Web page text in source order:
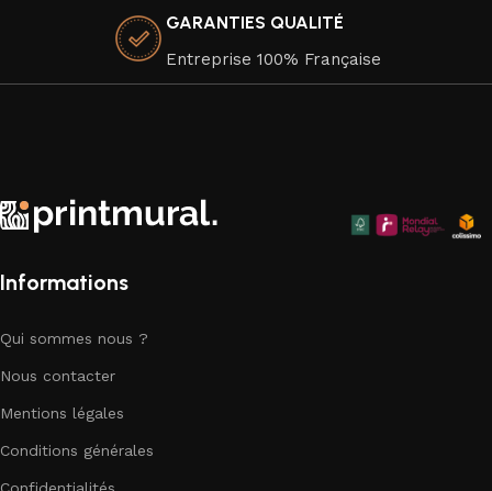
attachons une grande importance à la durabilité de nos
parfaite pour compléter votre décor.
GARANTIES QUALITÉ
Entreprise 100% Française
Informations
Qui sommes nous ?
Nous contacter
Mentions légales
Conditions générales